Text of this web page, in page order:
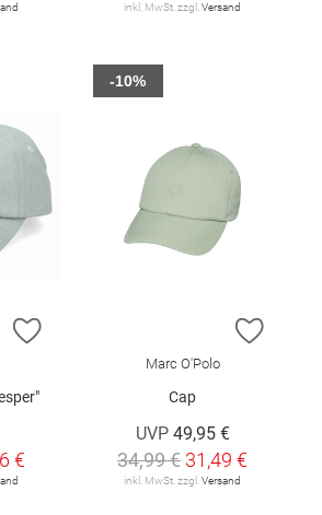
inkl. MwSt. zzgl.Versand
ZUR WUNSCHLISTE HINZUFÜGEN
€
ZUR
Marc O'Polo
Cap
UVP 49,95 €
34,99 € 31,49 €
inkl. MwSt. zzgl.Versand
-10%